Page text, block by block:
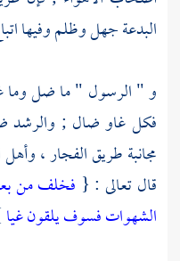
البدعة جهل وظلم وفيها
و " الرسول " ما ضل وما
فكل غاو ضال ; والرشد
مجانبة طريق الفجار ، وأهل
قال تعالى : { فخلف من
الشهوات فسوف يلقون غيا